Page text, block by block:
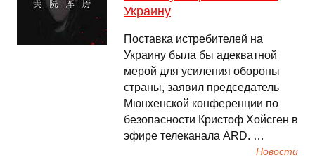
Украину
Поставка истребителей на
Украину была бы адекватной
мерой для усиления обороны
страны, заявил председатель
Мюнхенской конференции по
безопасности Кристоф Хойсген в
эфире телеканала ARD. …
Новости